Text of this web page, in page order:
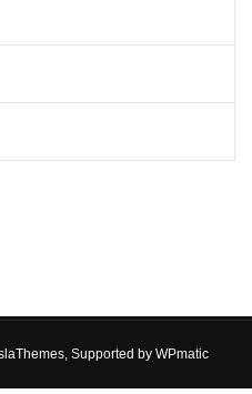
, Supported by WPmatic